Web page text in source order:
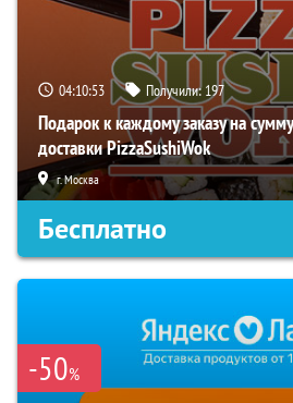
04:10:52 Получили:197
Подарок к каждому заказу на
доставки PizzaSushiWok
г. Москва
Бесплатно
-50%